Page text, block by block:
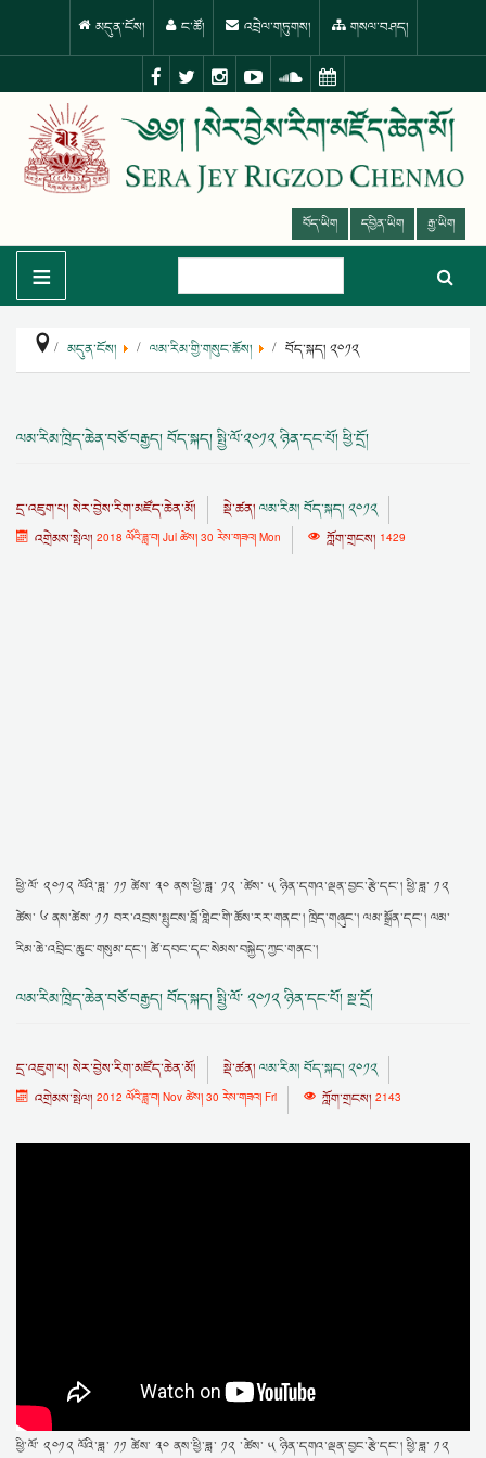
མདུན་ངོས། ང་ཚོ། འབྲེལ་གཏུགས། གསལ་བཤད།
བོད་ཡིག དབྱིན་ཡིག རྒྱ་ཡིག
≡
མདུན་ངོས། ལམ་རིམ་གྱི་གསུང་ཆོས། བོད་སྐད། ༢༠༡༢
ལམ་རིམ་ཁྲིད་ཆེན་བཅོ་བརྒྱད། བོད་སྐད། སྤྱི་ལོ་༢༠༡༢ ཉིན་དང་པོ། ཕྱི་དྲོ།
དྲ་འཇུག་པ། སེར་བྱེས་རིག་མཛོད་ཆེན་མོ། སྡེ་ཚན། ལམ་རིམ། བོད་སྐད། ༢༠༡༢
འགྲེམས་སྤེལ། 2018 ལོའི་ཟླ་བ། Jul ཚེས། 30 རེས་གཟའ། Mon ཀློག་གྲངས། 1429
ཕྱི་ལོ་ ༢༠༡༢ ལོའི་ཟླ་ ༡༡ ཚེས་ ༣༠ ནས་ཕྱི་ཟླ་ ༡༢ ་ཚེས་ ༥ ཉིན་དགའ་ལྡན་བྱང་རྩེ་དང་། ཕྱི་ཟླ་ ༡༢
ཚེས་ ༦ ནས་ཚེས་ ༡༡ བར་འབྲས་སྤུངས་བློ་གླིང་གི་ཆོས་རར་གནང་། ཁྲིད་གཞུང་། ལམ་སྒྲོན་དང་། ལམ་
རིམ་ཆེ་འབྲིང་ཆུང་གསུམ་དང་། ཚེ་དབང་དང་སེམས་བསྐྱེད་ཀྱང་གནང་།
ལམ་རིམ་ཁྲིད་ཆེན་བཅོ་བརྒྱད། བོད་སྐད། སྤྱི་ལོ་ ༢༠༡༢ ཉིན་དང་པོ། སྔ་དྲོ།
དྲ་འཇུག་པ། སེར་བྱེས་རིག་མཛོད་ཆེན་མོ། སྡེ་ཚན། ལམ་རིམ། བོད་སྐད། ༢༠༡༢
འགྲེམས་སྤེལ། 2012 ལོའི་ཟླ་བ། Nov ཚེས། 30 རེས་གཟའ། Fri ཀློག་གྲངས། 2143
ཕྱི་ལོ་ ༢༠༡༢ ལོའི་ཟླ་ ༡༡ ཚེས་ ༣༠ ནས་ཕྱི་ཟླ་ ༡༢ ་ཚེས་ ༥ ཉིན་དགའ་ལྡན་བྱང་རྩེ་དང་། ཕྱི་ཟླ་ ༡༢